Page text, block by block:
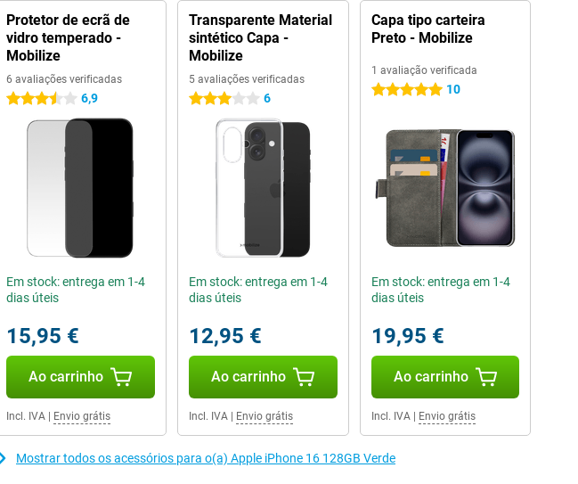
Protetor de ecrã de
vidro temperado -
Mobilize
6 avaliações verificadas
3.5 estrelas 6,9
Em stock: entrega em 1-4
dias úteis
15,95 €
Ao carrinho
Incl. IVA Envio grátis
Transparente Material
sintético Capa -
Mobilize
5 avaliações verificadas
3 estrelas 6
Em stock: entrega em 1-4
dias úteis
12,95 €
Ao carrinho
Incl. IVA| Envio grátis
Capa tipo carteira
Preto - Mobilize
1 avaliação verificada
5 estrelas 10
Em stock: entrega em 1-4
dias úteis
19,95 €
Ao carrinho
Incl. IVA| Envio grátis
Mostrar todos os acessórios para o(a) Apple iPhone 16 128GB Verde